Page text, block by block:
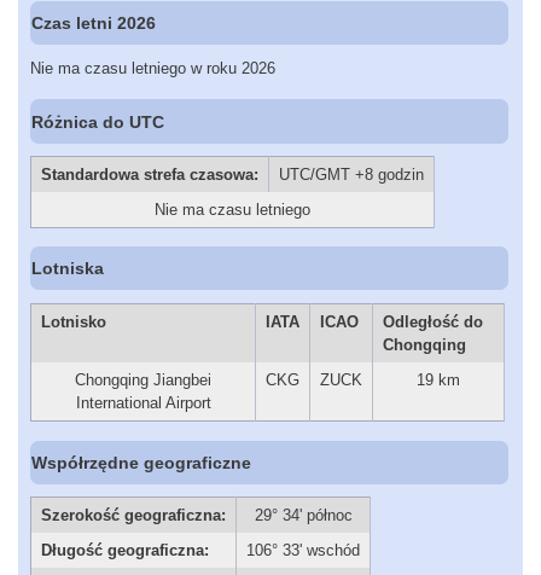
Czas letni 2026
Nie ma czasu letniego w roku 2026
Różnica do UTC
Standardowa strefa czasowa:
UTC/GMT +8 godzin
Nie ma czasu letniego
Lotniska
Lotnisko IATA ICAO
Odległość do
Chongqing
Chongqing Jiangbei
International Airport
CKG ZUCK 19 km
Współrzędne geograficzne
Szerokość geograficzna:
29° 34' północ
Długość geograficzna:
106° 33' wschód